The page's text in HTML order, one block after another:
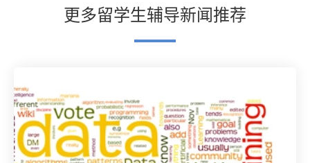
更多留学生辅导新闻推荐